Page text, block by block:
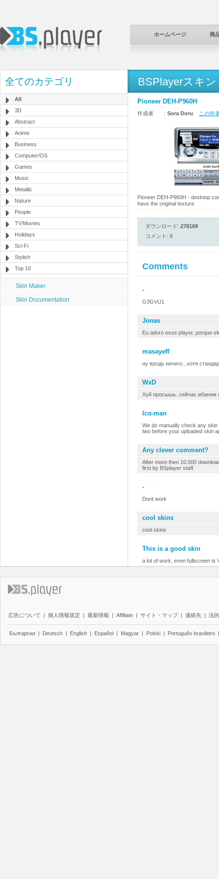
ホームページ 商
全てのカテゴリ
All
3D
Abstract
Anime
Business
Computer/OS
Games
Music
Metallic
Nature
People
TV/Movies
Holidays
Sci-Fi
Stylish
Top 10
Skin Maker
Skin Documentation
BSPlayerスキン
Pioneer DEH-P960H
作成者 : Sora Doru この作
Pioneer DEH-P960H - desktop
have the original texture.
ダウンロード: 278169
コメント: 9
Comments
-
G3GVU1
Jonas
Eu adoro esse player, porque
masayeff
ну вродь ничего...хотя
WxD
Хуй просышь. сейчас ибанем
Ico-man
We do manually check any
two before your uploaded skin
Any clever comment?
After more then 10.000
first by BSplayer staff.
-
Dont work
cool skins
cool skins
This is a good skin
a lot of work, even fullscreen is
広告について | 個人情報規定 | 最新情報 | Affiliate | サイト・マップ | 連絡先 | 法
Български | Deutsch | English | Español | Magyar | Polski | Português brasileiro